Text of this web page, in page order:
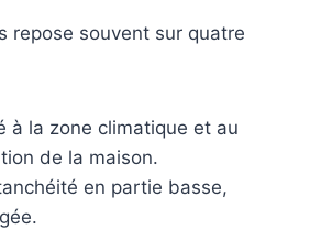
repose souvent sur quatre
à la zone climatique et au
de la maison.
en partie basse,